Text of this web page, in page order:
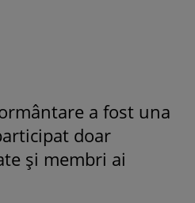
a fost una
doar
și membri ai